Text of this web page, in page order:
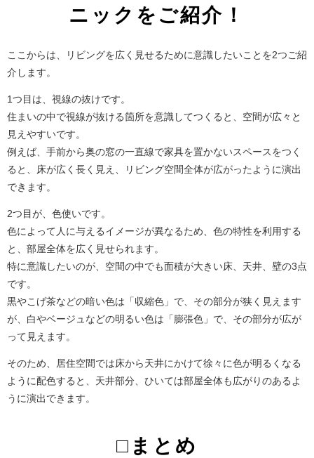
ニックをご紹介！
ここからは、リビングを広く見せるために意識したいことを2つご紹
介します。
1つ目は、視線の抜けです。
住まいの中で視線が抜ける箇所を意識してつくると、空間が広々と
見えやすいです。
例えば、手前から奥の窓の一直線で家具を置かないスペースをつく
ると、床が広く長く見え、リビング空間全体が広がったように演出
できます。
2つ目が、色使いです。
色によって人に与えるイメージが異なるため、色の特性を利用する
と、部屋全体を広く見せられます。
特に意識したいのが、空間の中でも面積が大きい床、天井、壁の3点
です。
黒やこげ茶などの暗い色は「収縮色」で、その部分が狭く見えます
が、白やベージュなどの明るい色は「膨張色」で、その部分が広が
って見えます。
そのため、居住空間では床から天井にかけて徐々に色が明るくなる
ように配色すると、天井部分、ひいては部屋全体も広がりのあるよ
うに演出できます。
□まとめ